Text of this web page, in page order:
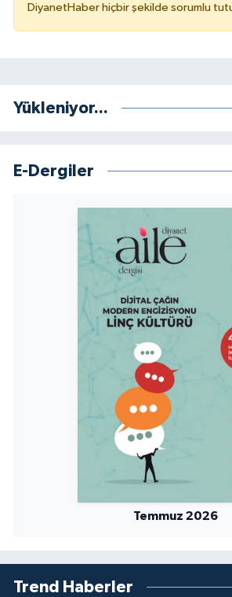
DiyanetHaber hiçbir şekilde sorumlu
Yükleniyor...
E-Dergiler
Temmuz 2026
Trend Haberler